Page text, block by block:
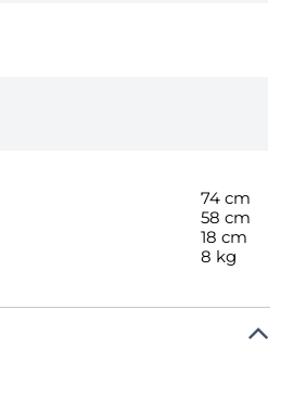
74 cm
58 cm
18 cm
8 kg